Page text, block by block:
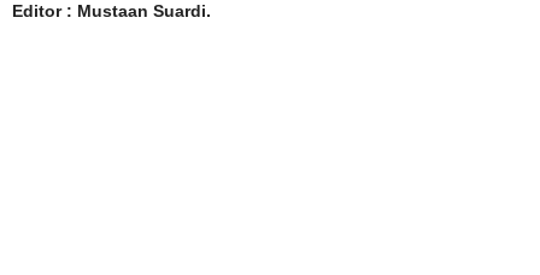
Editor : Mustaan Suardi.